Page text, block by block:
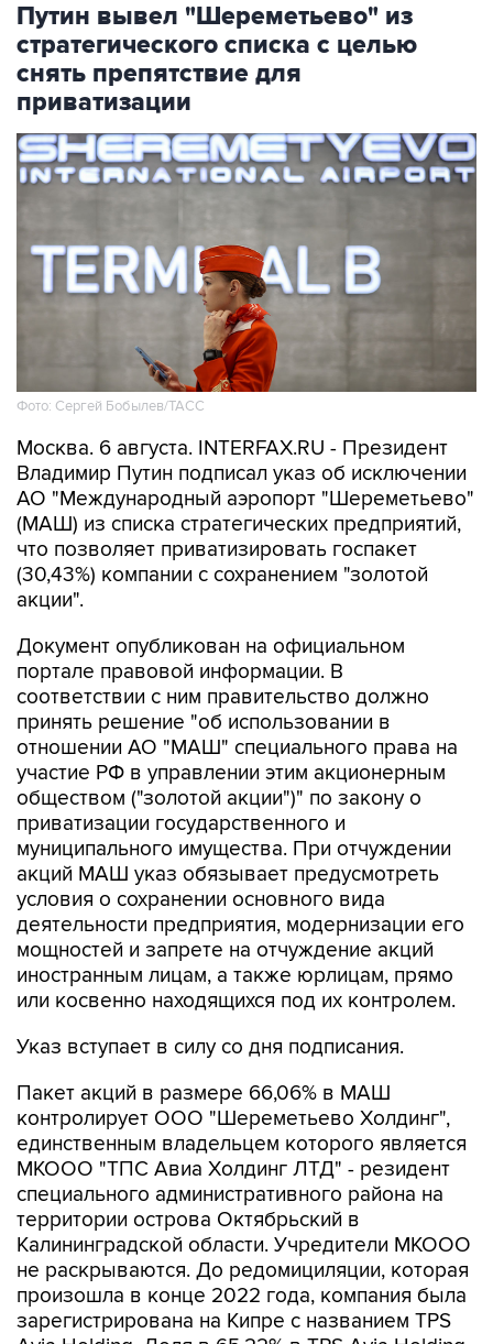
Путин вывел "Шереметьево" из
стратегического списка с целью
снять препятствие для
приватизации
Фото: Сергей Бобылев/ТАСС
Москва. 6 августа. INTERFAX.RU - Президент
Владимир Путин подписал указ об исключении
АО "Международный аэропорт "Шереметьево"
(МАШ) из списка стратегических предприятий,
что позволяет приватизировать госпакет
(30,43%) компании с сохранением "золотой
акции".
Документ опубликован на официальном
портале правовой информации. В
соответствии с ним правительство должно
принять решение "об использовании в
отношении АО "МАШ" специального права на
участие РФ в управлении этим акционерным
обществом ("золотой акции")" по закону о
приватизации государственного и
муниципального имущества. При отчуждении
акций МАШ указ обязывает предусмотреть
условия о сохранении основного вида
деятельности предприятия, модернизации его
мощностей и запрете на отчуждение акций
иностранным лицам, а также юрлицам, прямо
или косвенно находящихся под их контролем.
Указ вступает в силу со дня подписания.
Пакет акций в размере 66,06% в МАШ
контролирует ООО "Шереметьево Холдинг",
единственным владельцем которого является
МКООО "ТПС Авиа Холдинг ЛТД" - резидент
специального административного района на
территории острова Октябрьский в
Калининградской области. Учредители МКООО
не раскрываются. До редомициляции, которая
произошла в конце 2022 года, компания была
зарегистрирована на Кипре с названием TPS